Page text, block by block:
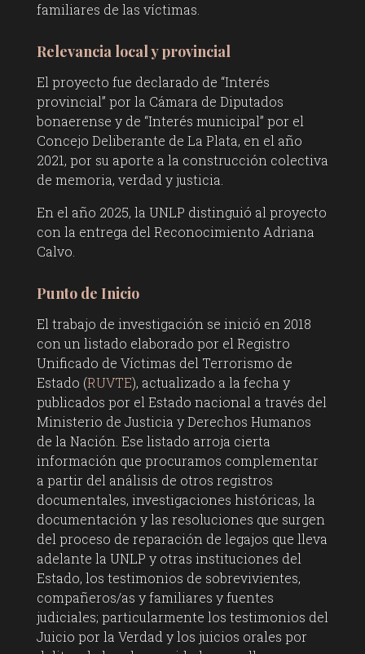
familiares de las víctimas.
Relevancia local y provincial
El proyecto fue declarado de “Interés
provincial” por la Cámara de Diputados
bonaerense y de “Interés municipal” por el
Concejo Deliberante de La Plata, en el año
2021, por su aporte a la construcción colectiva
de memoria, verdad y justicia.
En el año 2025, la UNLP distinguió al proyecto
con la entrega del Reconocimiento Adriana
Calvo.
Punto de Inicio
El trabajo de investigación se inició en 2018
con un listado elaborado por el Registro
Unificado de Víctimas del Terrorismo de
Estado (RUVTE), actualizado a la fecha y
publicados por el Estado nacional a través del
Ministerio de Justicia y Derechos Humanos
de la Nación. Ese listado arroja cierta
información que procuramos complementar
a partir del análisis de otros registros
documentales, investigaciones históricas, la
documentación y las resoluciones que surgen
del proceso de reparación de legajos que lleva
adelante la UNLP y otras instituciones del
Estado, los testimonios de sobrevivientes,
compañeros/as y familiares y fuentes
judiciales; particularmente los testimonios del
Juicio por la Verdad y los juicios orales por